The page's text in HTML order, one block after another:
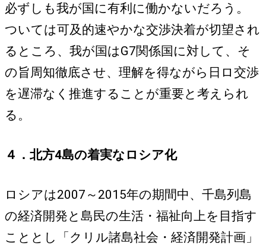
必ずしも我が国に有利に働かないだろう。
ついては可及的速やかな交渉決着が切望され
るところ、我が国はG7関係国に対して、そ
の旨周知徹底させ、理解を得ながら日ロ交渉
を遅滞なく推進することが重要と考えられ
る。
４．北方4島の着実なロシア化
ロシアは2007～2015年の期間中、千島列島
の経済開発と島民の生活・福祉向上を目指す
こととし「クリル諸島社会・経済開発計画」